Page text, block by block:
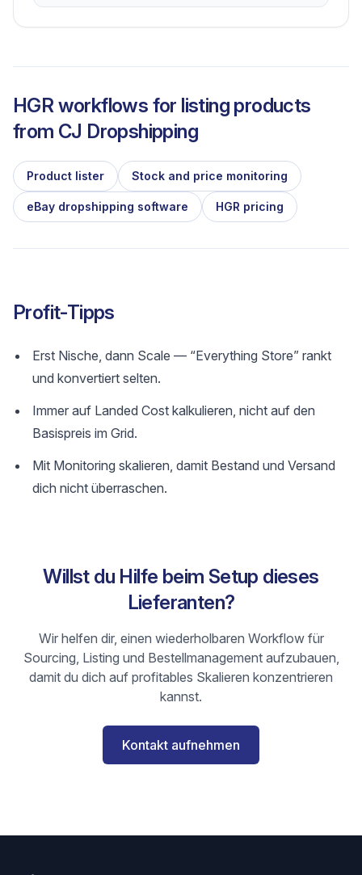
HGR workflows for listing products
from CJ Dropshipping
Product lister Stock and price monitoring
eBay dropshipping software HGR pricing
Profit-Tipps
Erst Nische, dann Scale — “Everything Store” rankt
und konvertiert selten.
Immer auf Landed Cost kalkulieren, nicht auf den
Basispreis im Grid.
Mit Monitoring skalieren, damit Bestand und Versand
dich nicht überraschen.
Willst du Hilfe beim Setup dieses
Lieferanten?
Wir helfen dir, einen wiederholbaren Workflow für
Sourcing, Listing und Bestellmanagement aufzubauen,
damit du dich auf profitables Skalieren konzentrieren
kannst.
Kontakt aufnehmen